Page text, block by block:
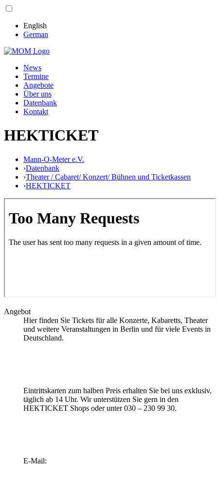
English
German
News
Termine
Angebote
Über uns
Datenbank
Kontakt
HEKTICKET
Mann-O-Meter e.V.
›Datenbank
›Theater / Cabaret/ Konzert/ Bühnen und Ticketkassen
›HEKTICKET
Angebot
Hier finden Sie Tickets für alle Konzerte, Kabaretts, Theater
und weitere Veranstaltungen in Berlin und für viele Events in
Deutschland.
Eintrittskarten zum halben Preis erhalten Sie bei uns exklusiv,
täglich ab 14 Uhr. Wir unterstützen Sie gern in den
HEKTICKET Shops oder unter 030 – 230 99 30.
E-Mail: